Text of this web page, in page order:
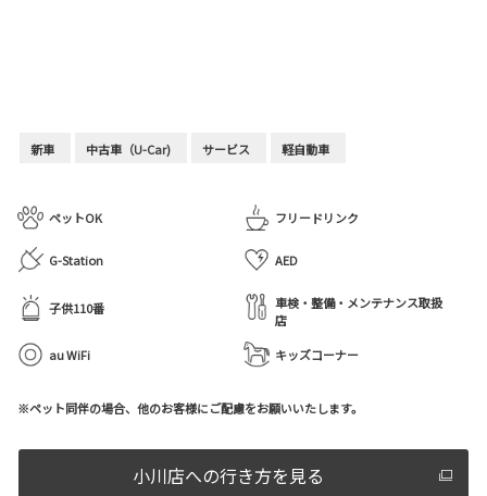
新車 中古車（U-Car) サービス 軽自動車
ペットOK フリードリンク
G-Station AED
子供110番
車検・整備・メンテナンス取扱
店
au WiFi
キッズコーナー
※ペット同伴の場合、他のお客様にご配慮をお願いいたします。
小川店への行き方を見る